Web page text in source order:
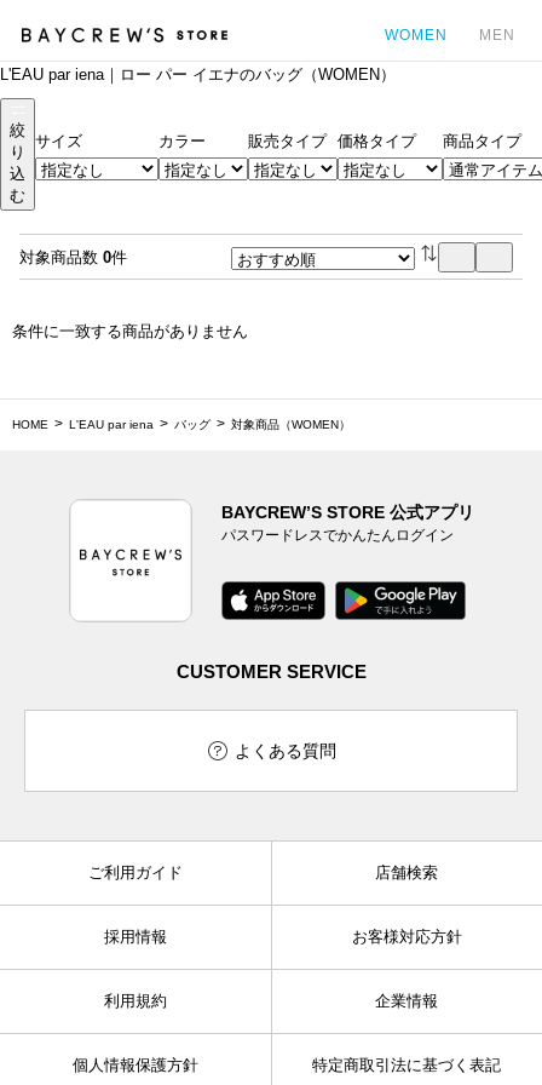
WOMEN MEN
L'EAU par iena｜ロー パー イエナのバッグ（WOMEN）
絞
り
込
む
サイズ カラー 販売タイプ 価格タイプ 商品タイプ
対象商品数 0件
条件に一致する商品がありません
HOME L'EAU par iena バッグ 対象商品（WOMEN）
BAYCREW’S STORE 公式アプリ
パスワードレスでかんたんログイン
CUSTOMER SERVICE
よくある質問
ご利用ガイド 店舗検索
採用情報 お客様対応方針
利用規約 企業情報
個人情報保護方針 特定商取引法に基づく表記